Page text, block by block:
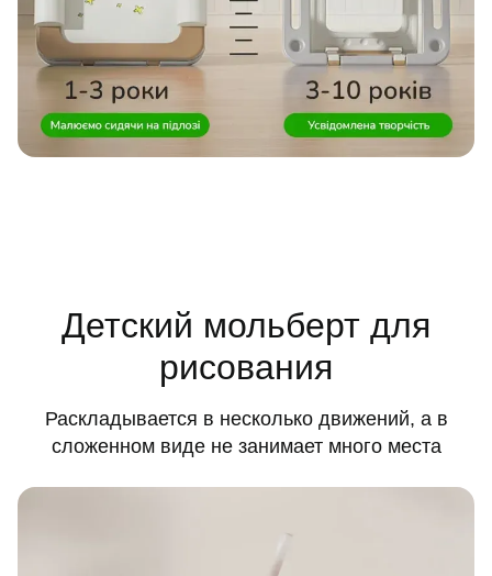
Детский мольберт для
рисования
Раскладывается в несколько движений, а в
сложенном виде не занимает много места